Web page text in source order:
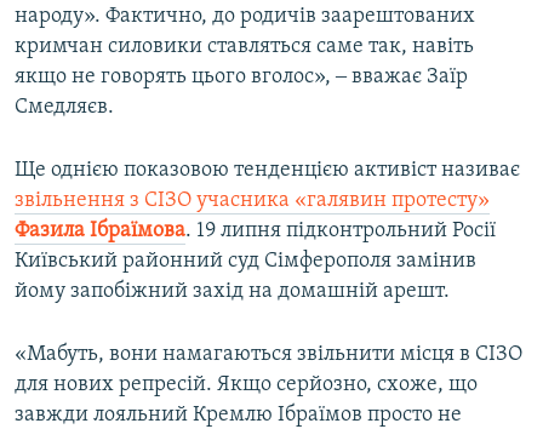
народу». Фактично, до родичів заарештованих
кримчан силовики ставляться саме так, навіть
якщо не говорять цього вголос», ‒ вважає Заїр
Смедляєв.
Ще однією показовою тенденцією активіст називає
звільнення з СІЗО учасника «галявин протесту»
Фазила Ібраїмова. 19 липня підконтрольний Росії
Київський районний суд Сімферополя замінив
йому запобіжний захід на домашній арешт.
«Мабуть, вони намагаються звільнити місця в СІЗО
для нових репресій. Якщо серйозно, схоже, що
завжди лояльний Кремлю Ібраїмов просто не